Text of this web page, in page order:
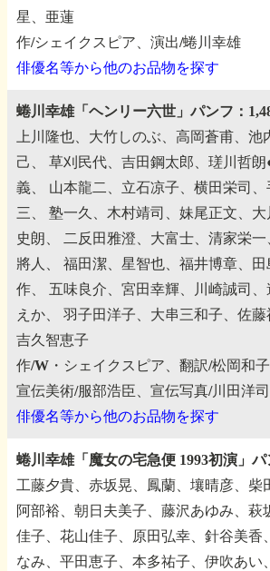
星、亜蓮
作/シェイクスピア、演出/蜷川幸雄
俳優名等から他のお品物を探す
蜷川幸雄「ヘンリー六世」パンフ：
上川隆也、大竹しのぶ、高岡蒼甫、
己、
草刈民代、吉田鋼太郎、瑳川哲
義、
山本龍二、立石凉子、横田栄司
三、
塾一久、木村靖司、妹尾正文、大
史朗、
二反田雅澄、大富士、清家栄一
將人、
福田潔、星智也、福井博章、田
作、
五味良介、宮田幸輝、川崎誠司、
えか、
羽子田洋子、大串三和子、佐藤
吉久智恵子
作/W・シェイクスピア、翻訳/松岡和子
宣伝美術/服部浩臣、宣伝写真/川田洋司
俳優名等から他のお品物を探す
蜷川幸雄「魔女の宅急便 1993初演」パ
工藤夕貴、赤坂晃、鳳蘭、壤晴彦、柴
阿部裕、朝日夫美子、藤沢あゆみ、萩
佳子、花山佳子、原田弘幸、針谷美香
なみ、平田恵子、本多祐子、伊吹あい